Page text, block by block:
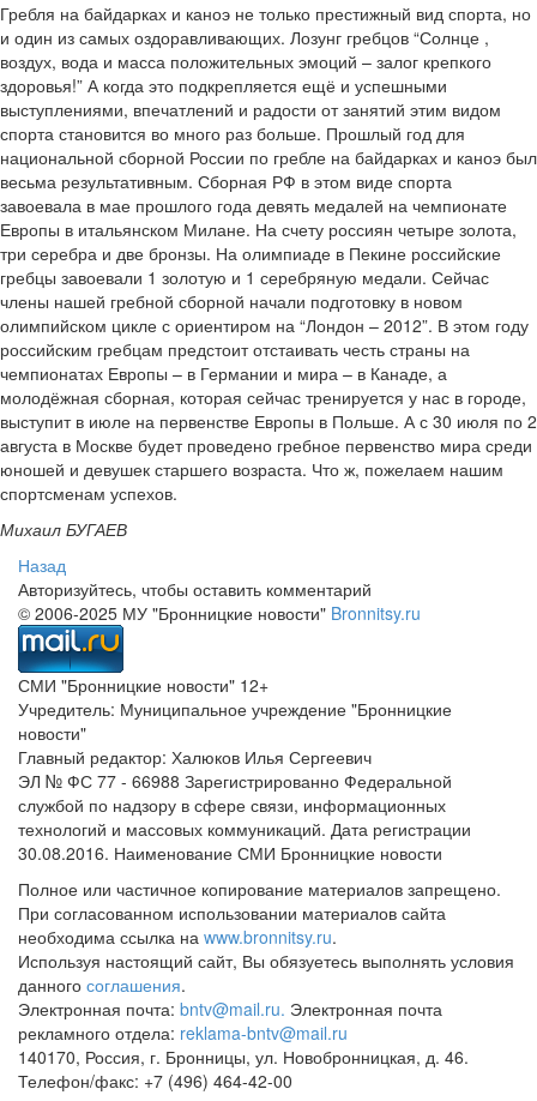
Гребля на байдарках и каноэ не только престижный вид спорта, но
и один из самых оздоравливающих. Лозунг гребцов “Солнце ,
воздух, вода и масса положительных эмоций – залог крепкого
здоровья!” А когда это подкрепляется ещё и успешными
выступлениями, впечатлений и радости от занятий этим видом
спорта становится во много раз больше. Прошлый год для
национальной сборной России по гребле на байдарках и каноэ был
весьма результативным. Сборная РФ в этом виде спорта
завоевала в мае прошлого года девять медалей на чемпионате
Европы в итальянском Милане. На счету россиян четыре золота,
три серебра и две бронзы. На олимпиаде в Пекине российские
гребцы завоевали 1 золотую и 1 серебряную медали. Сейчас
члены нашей гребной сборной начали подготовку в новом
олимпийском цикле с ориентиром на “Лондон – 2012”. В этом году
российским гребцам предстоит отстаивать честь страны на
чемпионатах Европы – в Германии и мира – в Канаде, а
молодёжная сборная, которая сейчас тренируется у нас в городе,
выступит в июле на первенстве Европы в Польше. А с 30 июля по 2
августа в Москве будет проведено гребное первенство мира среди
юношей и девушек старшего возраста. Что ж, пожелаем нашим
спортсменам успехов.
Михаил БУГАЕВ
Назад
Авторизуйтесь, чтобы оставить комментарий
© 2006-2025 МУ "Бронницкие новости" Bronnitsy.ru
СМИ "Бронницкие новости" 12+
Учредитель: Муниципальное учреждение "Бронницкие
новости"
Главный редактор: Халюков Илья Сергеевич
ЭЛ № ФС 77 - 66988 Зарегистрированно Федеральной
службой по надзору в сфере связи, информационных
технологий и массовых коммуникаций. Дата регистрации
30.08.2016. Наименование СМИ Бронницкие новости
Полное или частичное копирование материалов запрещено.
При согласованном использовании материалов сайта
необходима ссылка на www.bronnitsy.ru.
Используя настоящий сайт, Вы обязуетесь выполнять условия
данного соглашения.
Электронная почта: bntv@mail.ru. Электронная почта
рекламного отдела: reklama-bntv@mail.ru
140170, Россия, г. Бронницы, ул. Новобронницкая, д. 46.
Телефон/факс: +7 (496) 464-42-00